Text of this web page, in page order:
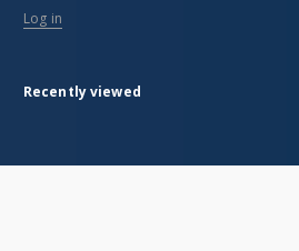
Log in
Recently viewed